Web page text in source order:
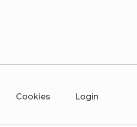
Cookies Login